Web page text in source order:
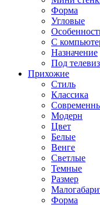
Форма
Угловые
С
Назначение
Под
Прихожие
Стиль
Классика
Модерн
Цвет
Белые
Венге
Светлые
Темные
Размер
Форма